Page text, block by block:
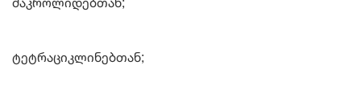
ტეტრაციკლინებთან;